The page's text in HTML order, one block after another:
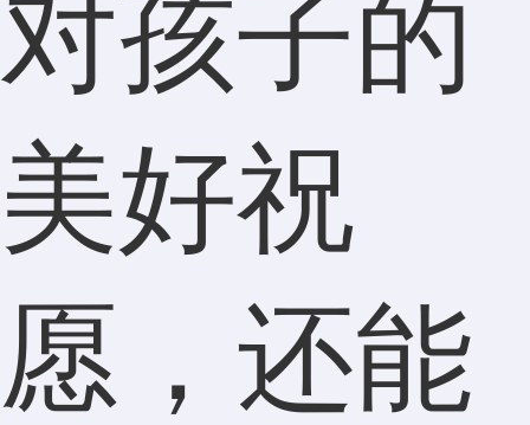
对孩子的
美好祝
愿，还能